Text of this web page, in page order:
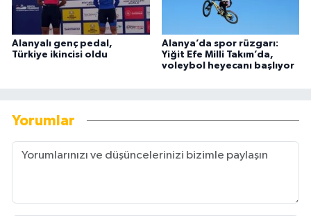
Alanyalı genç pedal,
Türkiye ikincisi oldu
Alanya’da spor rüzgarı:
Yiğit Efe Milli Takım’da,
voleybol heyecanı başlıyor
Yorumlar